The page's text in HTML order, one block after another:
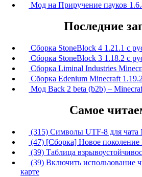
Мод на Приручение пауков
Последние
Сборка StoneBlock 4 1.21.1 с
Сборка StoneBlock 3 1.18.2 с
Сборка Liminal Industries
Сборка Edenium Minecraft 1.19.2
Мод Back 2 beta (b2b) –
Самое
(315) Символы UTF-8 для чата
(47) [Сборка] Новое
(39) Таблица
(39) Включить использование
карте